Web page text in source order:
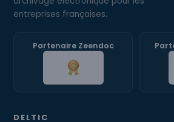
entreprises françaises.
Partenaire Zeendoc
DELTIC